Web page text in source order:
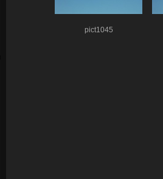
pict1045